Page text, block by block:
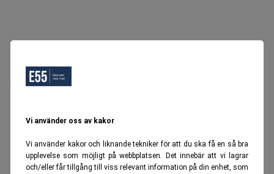
Vi använder oss av kakor
Vi använder kakor och liknande tekniker för att du ska få en så bra
upplevelse som möjligt på webbplatsen. Det innebär att vi lagrar
och/eller får tillgång till viss relevant information på din enhet, som
Oops, Ett fel inträffade.